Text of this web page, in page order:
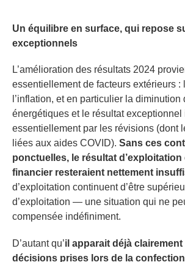
Un équilibre en surface, qui repose
exceptionnels
L’amélioration des résultats 2024
essentiellement de facteurs extérieurs :
l’inflation, et en particulier la diminution
énergétiques et le résultat exceptionnel
essentiellement par les révisions (dont
liées aux aides COVID). Sans ces
ponctuelles, le résultat d’exploitation
financier resteraient nettement
d’exploitation continuent d’être
d’exploitation — une situation qui ne
compensée indéfiniment.
D’autant qu’il apparait déjà clairement
décisions prises lors de la